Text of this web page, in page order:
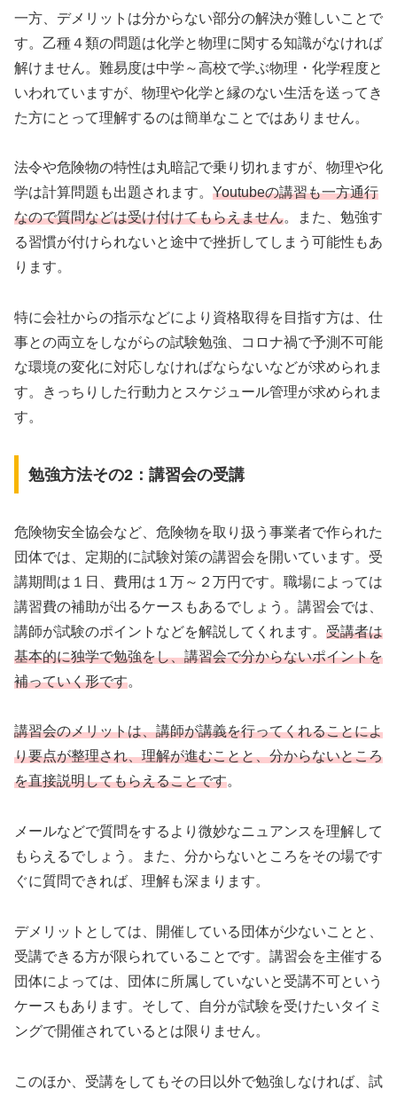
一方、デメリットは分からない部分の解決が難しいことで
す。乙種４類の問題は化学と物理に関する知識がなければ
解けません。難易度は中学～高校で学ぶ物理・化学程度と
いわれていますが、物理や化学と縁のない生活を送ってき
た方にとって理解するのは簡単なことではありません。
法令や危険物の特性は丸暗記で乗り切れますが、物理や化
学は計算問題も出題されます。 Youtubeの講習も一方通行
なので質問などは受け付けてもらえません。また、勉強す
る習慣が付けられないと途中で挫折してしまう可能性もあ
ります。
特に会社からの指示などにより資格取得を目指す方は、仕
事との両立をしながらの試験勉強、コロナ禍で予測不可能
な環境の変化に対応しなければならないなどが求められま
す。きっちりした行動力とスケジュール管理が求められま
す。
勉強方法その2：講習会の受講
危険物安全協会など、危険物を取り扱う事業者で作られた
団体では、定期的に試験対策の講習会を開いています。受
講期間は１日、費用は１万～２万円です。職場によっては
講習費の補助が出るケースもあるでしょう。講習会では、
講師が試験のポイントなどを解説してくれます。 受講者は
基本的に独学で勉強をし、講習会で分からないポイントを
補っていく形です。
講習会のメリットは、講師が講義を行ってくれることによ
り要点が整理され、理解が進むことと、分からないところ
を直接説明してもらえることです。
メールなどで質問をするより微妙なニュアンスを理解して
もらえるでしょう。また、分からないところをその場です
ぐに質問できれば、理解も深まります。
デメリットとしては、開催している団体が少ないことと、
受講できる方が限られていることです。講習会を主催する
団体によっては、団体に所属していないと受講不可という
ケースもあります。そして、自分が試験を受けたいタイミ
ングで開催されているとは限りません。
このほか、受講をしてもその日以外で勉強しなければ、試